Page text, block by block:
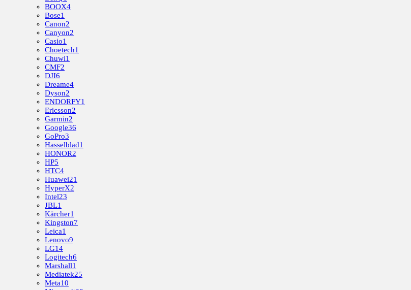
BOOX4
Bose1
Canon2
Canyon2
Casio1
Choetech1
Chuwi1
CMF2
DJI6
Dreame4
Dyson2
ENDORFY1
Ericsson2
Garmin2
Google36
GoPro3
Hasselblad1
HONOR2
HP5
HTC4
Huawei21
HyperX2
Intel23
JBL1
Kärcher1
Kingston7
Leica1
Lenovo9
LG14
Logitech6
Marshall1
Mediatek25
Meta10